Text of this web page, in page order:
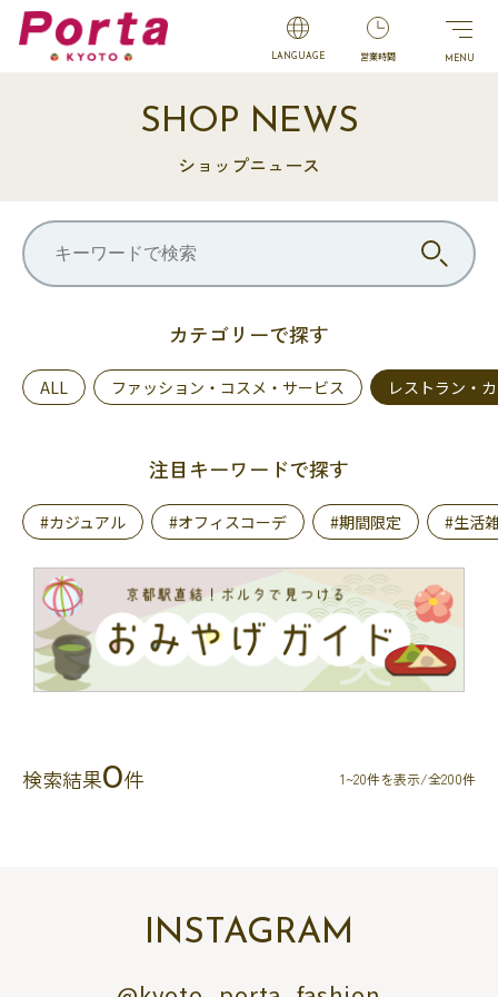
LANGUAGE 営業時間
SHOP NEWS
ショップニュース
カテゴリーで探す
ALL ファッション・コスメ・サービス レストラン・
注目キーワードで探す
#カジュアル #オフィスコーデ #期間限定 #生活
検索結果0件 1~20件を表示/全200件
INSTAGRAM